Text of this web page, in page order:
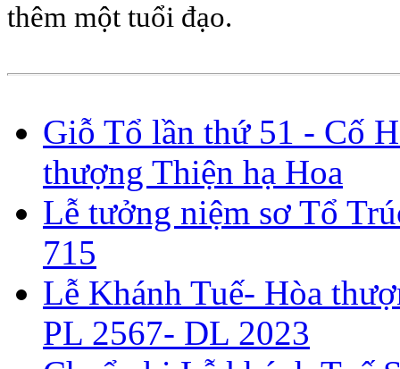
thêm một tuổi đạo.
Giỗ Tổ lần thứ 51 - Cố
thượng Thiện hạ Hoa
Lễ tưởng niệm sơ Tổ
715
Lễ Khánh Tuế- Hòa
PL 2567- DL 2023